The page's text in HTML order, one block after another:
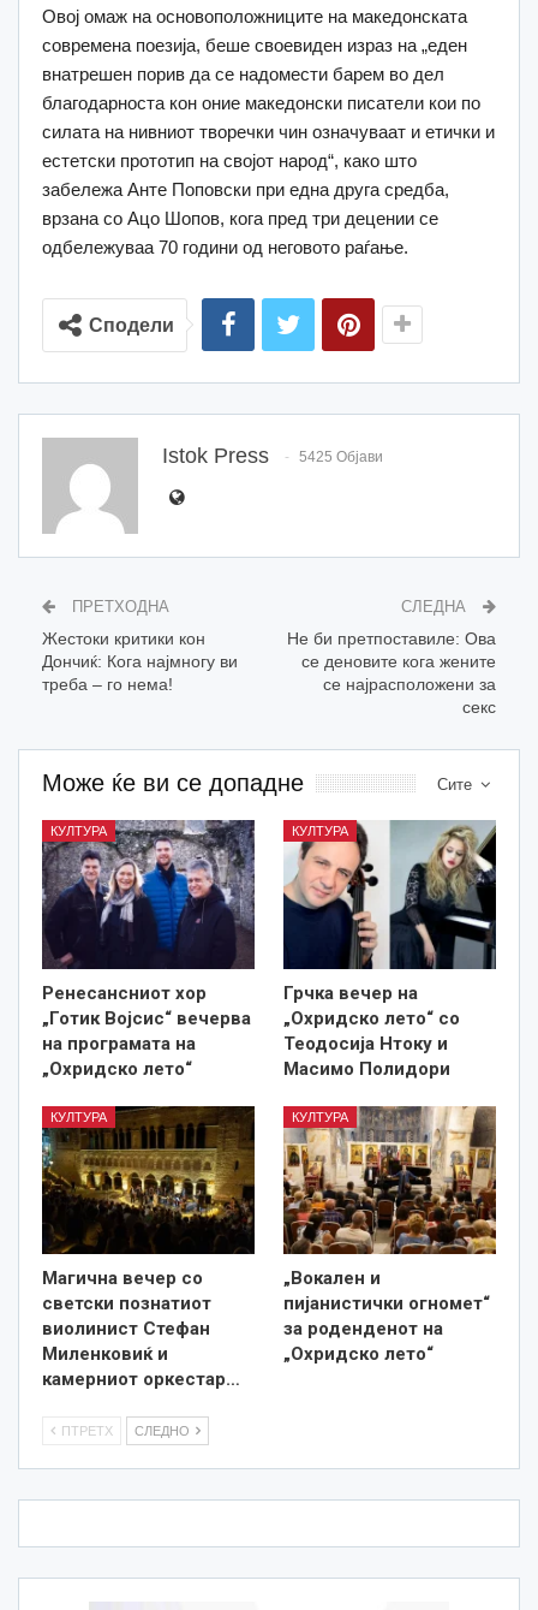
Овој омаж на основоположниците на македонската
современа поезија, беше своевиден израз на „еден
внатрешен порив да се надомести барем во дел
благодарноста кон оние македонски писатели кои по
силата на нивниот творечки чин означуваат и етички и
естетски прототип на својот народ“, како што
забележа Анте Поповски при една друга средба,
врзана со Ацо Шопов, кога пред три децении се
одбележуваа 70 години од неговото раѓање.
Сподели
Istok Press 5425 Објави
ПРЕТХОДНА
Жестоки критики кон
Дончиќ: Кога најмногу ви
треба – го нема!
СЛЕДНА
Не би претпоставиле: Ова
се деновите кога жените
се најрасположени за
секс
Сите
Може ќе ви се допадне
КУЛТУРА
Ренесансниот хор
„Готик Војсис“ вечерва
на програмата на
„Охридско лето“
КУЛТУРА
Грчка вечер на
„Охридско лето“ со
Теодосија Нтоку и
Масимо Полидори
КУЛТУРА
Магична вечер со
светски познатиот
виолинист Стефан
Миленковиќ и
камерниот оркестар…
КУЛТУРА
„Вокален и
пијанистички огномет“
за роденденот на
„Охридско лето“
ПТРЕТХ СЛЕДНО